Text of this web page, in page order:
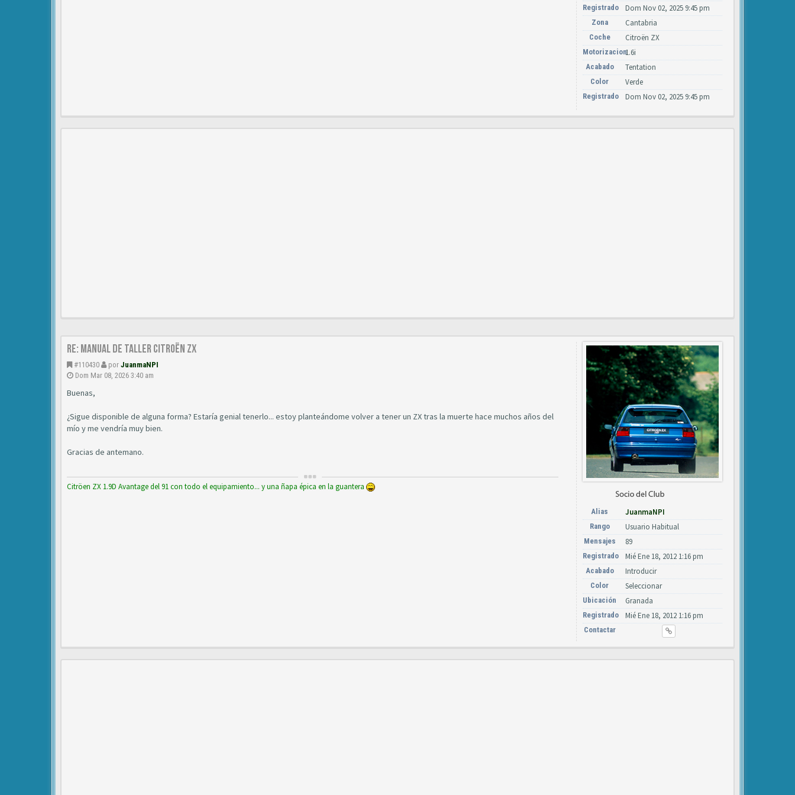
Registrado Dom Nov 02, 2025 9:45 pm
Zona Cantabria
Coche Citroën ZX
Motorizacion1.6i
Acabado Tentation
Color Verde
Registrado Dom Nov 02, 2025 9:45 pm
Re: Manual de Taller Citroën ZX
#110430 por JuanmaNPI
Dom Mar 08, 2026 3:40 am
Buenas,
¿Sigue disponible de alguna forma? Estaría genial tenerlo... estoy planteándome volver a tener un ZX tras la muerte hace muchos años del
mío y me vendría muy bien.
Gracias de antemano.
Citröen ZX 1.9D Avantage del 91 con todo el equipamiento... y una ñapa épica en la guantera
Alias JuanmaNPI
Rango Usuario Habitual
Mensajes 89
Registrado Mié Ene 18, 2012 1:16 pm
Acabado Introducir
Color Seleccionar
Ubicación Granada
Registrado Mié Ene 18, 2012 1:16 pm
Contactar